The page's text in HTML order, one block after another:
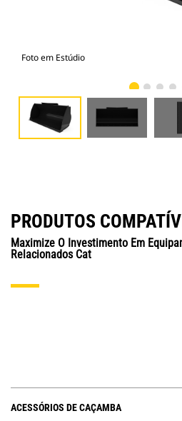
Foto em Estúdio
PRODUTOS
Maximize O Investimento Em
Relacionados Cat
ACESSÓRIOS DE CAÇAMBA